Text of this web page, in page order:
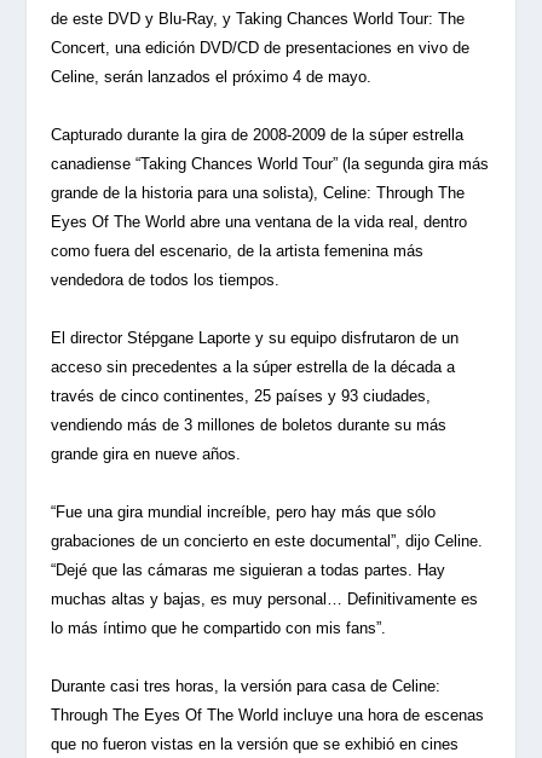
de este DVD y Blu-Ray, y Taking Chances World Tour: The
Concert, una edición DVD/CD de presentaciones en vivo de
Celine, serán lanzados el próximo 4 de mayo.
Capturado durante la gira de 2008-2009 de la súper estrella
canadiense “Taking Chances World Tour” (la segunda gira más
grande de la historia para una solista), Celine: Through The
Eyes Of The World abre una ventana de la vida real, dentro
como fuera del escenario, de la artista femenina más
vendedora de todos los tiempos.
El director Stépgane Laporte y su equipo disfrutaron de un
acceso sin precedentes a la súper estrella de la década a
través de cinco continentes, 25 países y 93 ciudades,
vendiendo más de 3 millones de boletos durante su más
grande gira en nueve años.
“Fue una gira mundial increíble, pero hay más que sólo
grabaciones de un concierto en este documental”, dijo Celine.
“Dejé que las cámaras me siguieran a todas partes. Hay
muchas altas y bajas, es muy personal… Definitivamente es
lo más íntimo que he compartido con mis fans”.
Durante casi tres horas, la versión para casa de Celine:
Through The Eyes Of The World incluye una hora de escenas
que no fueron vistas en la versión que se exhibió en cines